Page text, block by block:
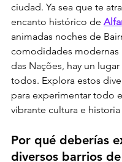
ciudad. Ya sea que te
encanto histórico de
animadas noches de
comodidades modernas
das Nações, hay un
todos. Explora estos
para experimentar todo
vibrante cultura e
Por qué deberías
diversos barrios